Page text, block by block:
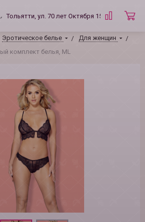
Тольятти, ул. 70 лет Октября 15 Б
Эротическое белье
Для женщин
комплект белья, ML